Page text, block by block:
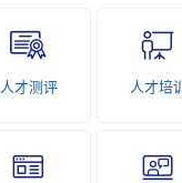
人才测评 人才培训